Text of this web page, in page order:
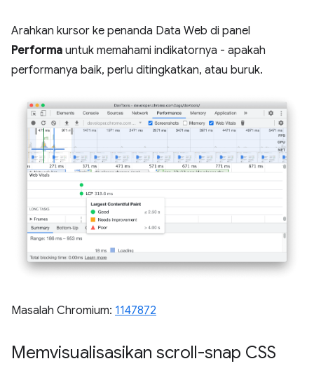
Arahkan kursor ke penanda Data Web di panel
Performa untuk memahami indikatornya - apakah
performanya baik, perlu ditingkatkan, atau buruk.
Masalah Chromium: 1147872
Memvisualisasikan scroll-snap CSS